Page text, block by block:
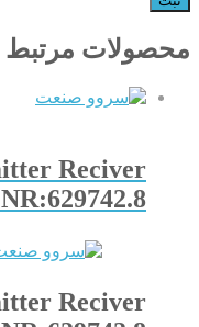
محصولات مرتبط
Reciver
Reciver